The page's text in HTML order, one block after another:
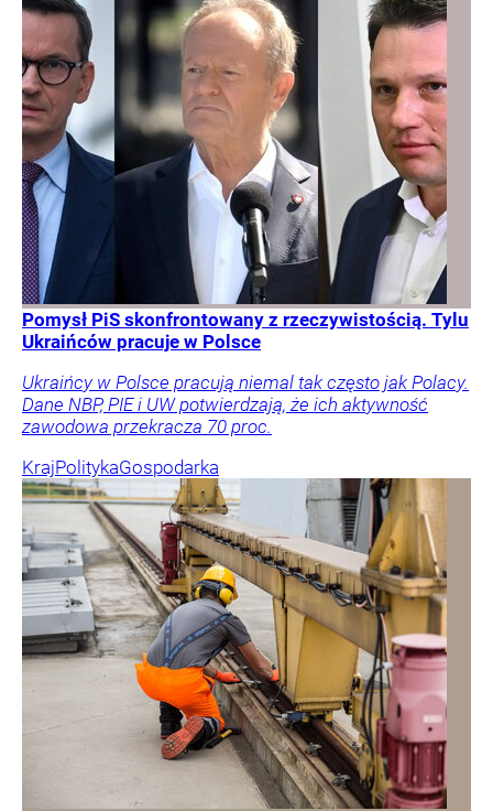
Pomysł PiS skonfrontowany z rzeczywistością. Tylu
Ukraińców pracuje w Polsce
Ukraińcy w Polsce pracują niemal tak często jak Polacy.
Dane NBP, PIE i UW potwierdzają, że ich aktywność
zawodowa przekracza 70 proc.
KrajPolitykaGospodarka